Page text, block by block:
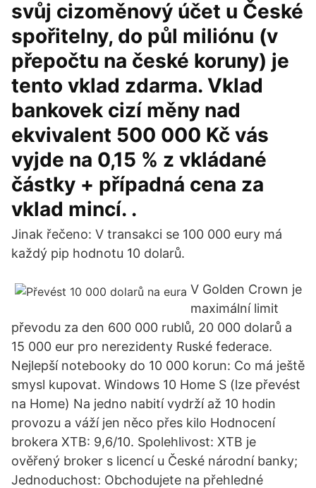
svůj cizoměnový účet u České
spořitelny, do půl miliónu (v
přepočtu na české koruny) je
tento vklad zdarma. Vklad
bankovek cizí měny nad
ekvivalent 500 000 Kč vás
vyjde na 0,15 % z vkládané
částky + případná cena za
vklad mincí. .
Jinak řečeno: V transakci se 100 000 eury má
každý pip hodnotu 10 dolarů.
V Golden Crown je
maximální limit
převodu za den 600 000 rublů, 20 000 dolarů a
15 000 eur pro nerezidenty Ruské federace.
Nejlepší notebooky do 10 000 korun: Co má ještě
smysl kupovat. Windows 10 Home S (lze převést
na Home) Na jedno nabití vydrží až 10 hodin
provozu a váží jen něco přes kilo Hodnocení
brokera XTB: 9,6/10. Spolehlivost: XTB je
ověřený broker s licencí u České národní banky;
Jednoduchost: Obchodujete na přehledné